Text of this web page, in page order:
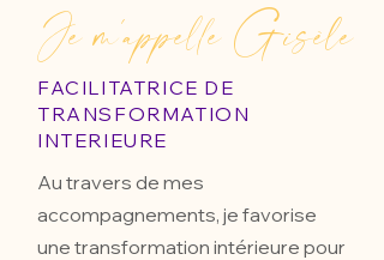
Je m'appelle Gisèle
FACILITATRICE DE
TRANSFORMATION
INTERIEURE
Au travers de mes
accompagnements, je favorise
une transformation intérieure pour